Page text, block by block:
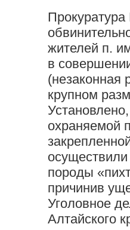
Прокуратура
жителей п.
в
(незаконная
крупном
охраняемой
породы
причинив
Уголовное
Алтайского